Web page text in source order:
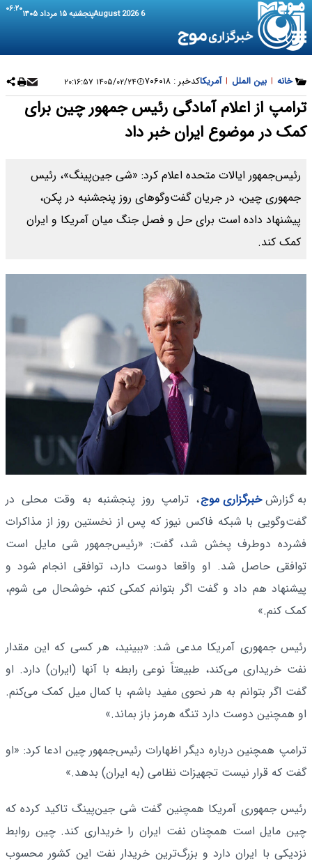
6 August 2026 پنجشنبه ۱۵ مرداد ۱۴۰۵ ۰۶:۲۰
خانه | بین الملل | آمریکاکدخبر : ۷۰۶۰۱۸ ۱۴۰۵/۰۲/۲۴ ۲۰:۱۶:۵۷
ترامپ از اعلام آمادگی رئیس جمهور چین برای
کمک در موضوع ایران خبر داد
رئیس‌جمهور ایالات متحده اعلام کرد: «شی جین‌پینگ»، رئیس
جمهوری چین، در جریان گفت‌وگوهای روز پنجشنبه در پکن،
پیشنهاد داده است برای حل و فصل جنگ میان آمریکا و ایران
کمک کند.
به گزارشخبرگزاری موج، ترامپ روز پنجشنبه به وقت محلی در
گفت‌وگویی با شبکه فاکس نیوز که پس از نخستین روز از مذاکرات
فشرده دوطرف پخش شد، گفت: «رئیس‌جمهور شی مایل است
توافقی حاصل شد. او واقعا دوست دارد، توافقی انجام شود و
پیشنهاد هم داد و گفت اگر بتوانم کمکی کنم، خوشحال می شوم،
کمک کنم.»
رئیس جمهوری آمریکا مدعی شد: «ببینید، هر کسی که این مقدار
نفت خریداری می‌کند، طبیعتاً نوعی رابطه با آنها (ایران) دارد. او
گفت اگر بتوانم به هر نحوی مفید باشم، با کمال میل کمک می‌کنم.
او همچنین دوست دارد تنگه هرمز باز بماند.»
ترامپ همچنین درباره دیگر اظهارات رئیس‌جمهور چین ادعا کرد: «او
گفت که قرار نیست تجهیزات نظامی (به ایران) بدهد.»
رئیس جمهوری آمریکا همچنین گفت شی جین‌پینگ تاکید کرده که
چین مایل است همچنان نفت ایران را خریداری کند. چین روابط
نزدیکی با ایران دارد و بزرگ‌ترین خریدار نفت این کشور محسوب